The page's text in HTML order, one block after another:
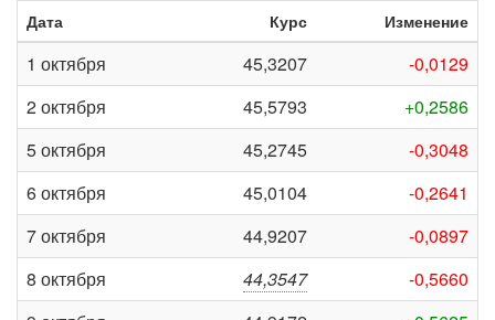
Дата
Курс Изменение
1 октября 45,3207
-0,0129
2 октября
45,5793
+0,2586
5 октября
45,2745
-0,3048
6 октября
45,0104
-0,2641
7 октября
44,9207
-0,0897
8 октября
44,3547
-0,5660